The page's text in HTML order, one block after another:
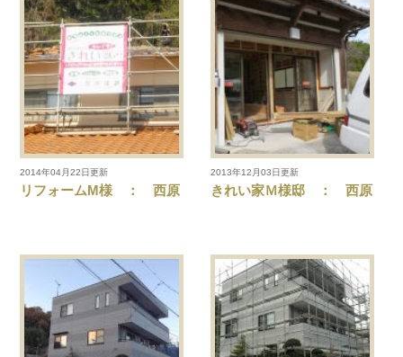
2014年04月22日更新
リフォームM様 ： 西原
2013年12月03日更新
きれい家Ｍ様邸 ： 西原